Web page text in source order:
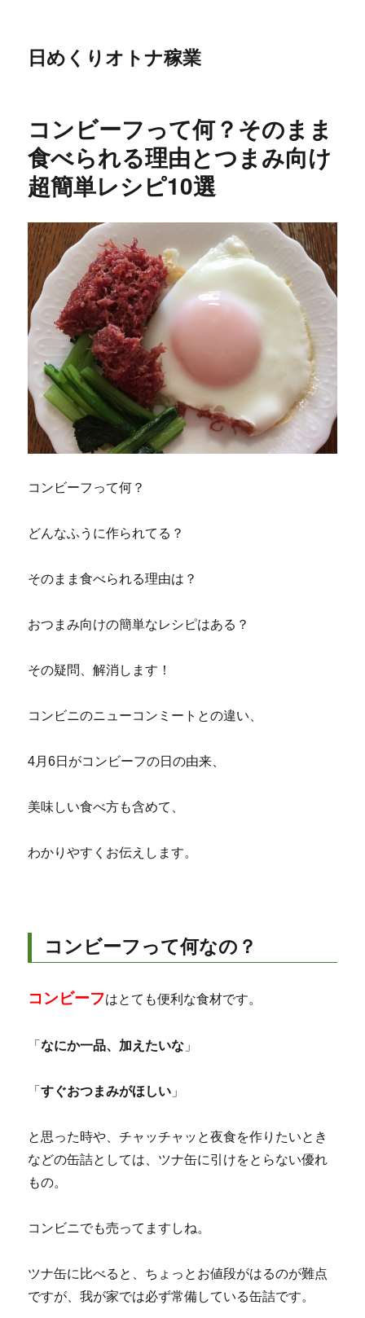
日めくりオトナ稼業
コンビーフって何？そのまま
食べられる理由とつまみ向け
超簡単レシピ10選
コンビーフって何？
どんなふうに作られてる？
そのまま食べられる理由は？
おつまみ向けの簡単なレシピはある？
その疑問、解消します！
コンビニのニューコンミートとの違い、
4月6日がコンビーフの日の由来、
美味しい食べ方も含めて、
わかりやすくお伝えします。
コンビーフって何なの？
コンビーフはとても便利な食材です。
「なにか一品、加えたいな 」
「すぐおつまみがほしい 」
と思った時や、チャッチャッと夜食を作りたいとき
などの缶詰としては、ツナ缶に引けをとらない優れ
もの。
コンビニでも売ってますしね。
ツナ缶に比べると、ちょっとお値段がはるのが難点
ですが、我が家では必ず常備している缶詰です。